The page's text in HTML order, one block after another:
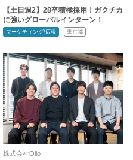
【土日週2】28卒積極採用！ガクチカ
に強いグローバルインターン！
マーケティング/広報 東京都
株式会社Ollo